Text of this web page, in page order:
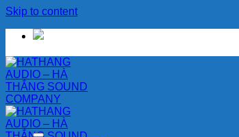
Skip to content